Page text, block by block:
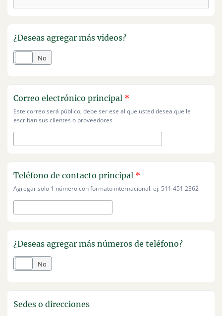
¿Deseas agregar más videos?
No
Correo electrónico principal *
Este correo será público, debe ser ese al que usted desea que le
escriban sus clientes o proveedores
Teléfono de contacto principal *
Agregar solo 1 número con formato internacional. ej: 511 451 2362
¿Deseas agregar más números de teléfono?
No
Sedes o direcciones